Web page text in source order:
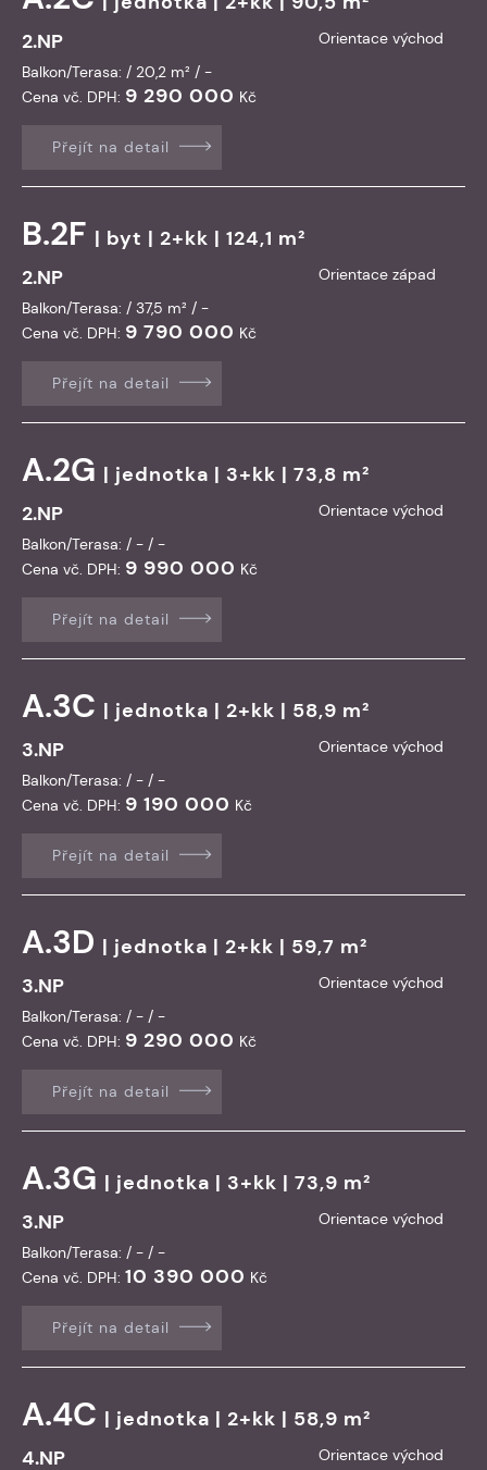
2.NP
Orientace východ
Balkon/Terasa: / 20,2 m² / -
Cena vč. DPH: 9 290 000 Kč
Přejít na detail
B.2F | byt | 2+kk | 124,1 m²
2.NP
Orientace západ
Balkon/Terasa: / 37,5 m² / -
Cena vč. DPH: 9 790 000 Kč
Přejít na detail
A.2G | jednotka | 3+kk | 73,8 m²
2.NP
Orientace východ
Balkon/Terasa: / - / -
Cena vč. DPH: 9 990 000 Kč
Přejít na detail
A.3C | jednotka | 2+kk | 58,9 m²
3.NP
Orientace východ
Balkon/Terasa: / - / -
Cena vč. DPH: 9 190 000 Kč
Přejít na detail
A.3D | jednotka | 2+kk | 59,7 m²
3.NP
Orientace východ
Balkon/Terasa: / - / -
Cena vč. DPH: 9 290 000 Kč
Přejít na detail
A.3G | jednotka | 3+kk | 73,9 m²
3.NP
Orientace východ
Balkon/Terasa: / - / -
Cena vč. DPH: 10 390 000 Kč
Přejít na detail
A.4C | jednotka | 2+kk | 58,9 m²
4.NP
Orientace východ